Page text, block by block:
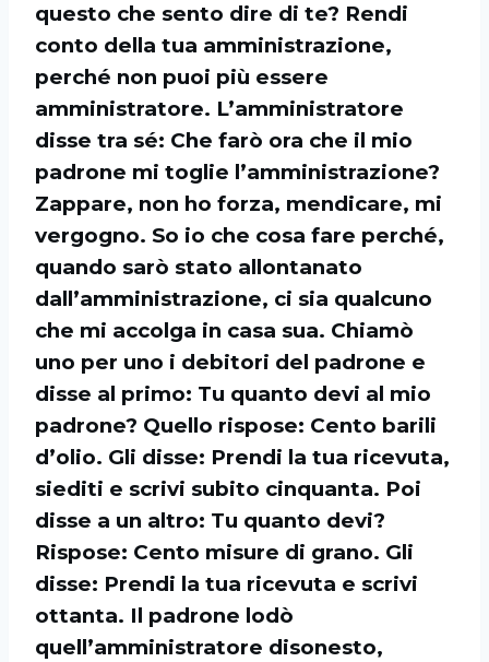
questo che sento dire di te? Rendi
conto della tua amministrazione,
perché non puoi più essere
amministratore. L’amministratore
disse tra sé: Che farò ora che il mio
padrone mi toglie l’amministrazione?
Zappare, non ho forza, mendicare, mi
vergogno. So io che cosa fare perché,
quando sarò stato allontanato
dall’amministrazione, ci sia qualcuno
che mi accolga in casa sua. Chiamò
uno per uno i debitori del padrone e
disse al primo: Tu quanto devi al mio
padrone? Quello rispose: Cento barili
d’olio. Gli disse: Prendi la tua ricevuta,
siediti e scrivi subito cinquanta. Poi
disse a un altro: Tu quanto devi?
Rispose: Cento misure di grano. Gli
disse: Prendi la tua ricevuta e scrivi
ottanta. Il padrone lodò
quell’amministratore disonesto,